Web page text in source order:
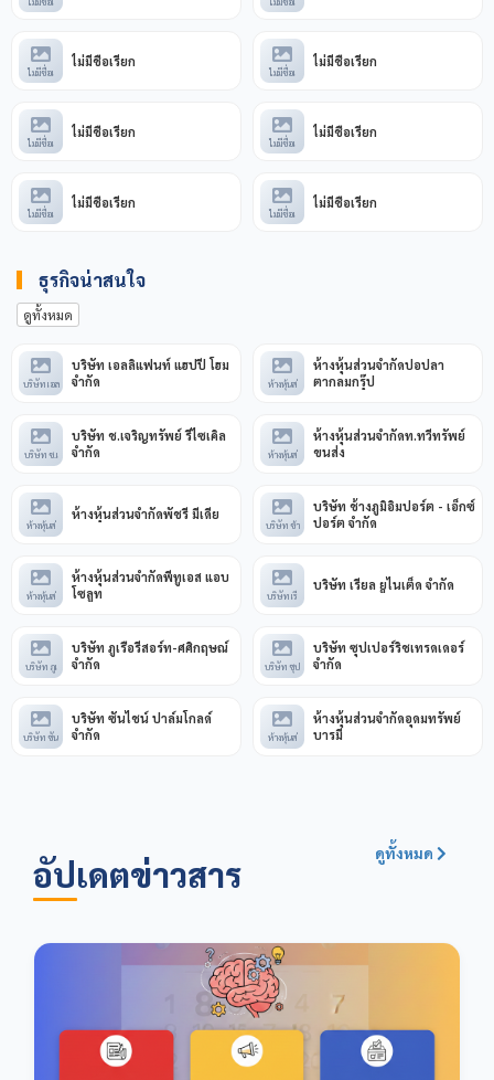
ไม่มีชื่อเ
ไม่มีชื่อเรียก
ไม่มีชื่อเ
ไม่มีชื่อเรียก
ไม่มีชื่อเ
ไม่มีชื่อเรียก
ไม่มีชื่อเ
ไม่มีชื่อเรียก
ไม่มีชื่อเ
ไม่มีชื่อเรียก
ไม่มีชื่อเ
ไม่มีชื่อเรียก
ธุรกิจน่าสนใจ
ดูทั้งหมด
บริษัท เอล
บริษัท เอลลิแฟนท์ แฮปปี้ โฮม
จำกัด
ห้างหุ้นส่
ห้างหุ้นส่วนจำกัดปอปลา
ตากลมกรุ๊ป
บริษัท ช.เ
บริษัท ช.เจริญทรัพย์ รีไซเคิล
จำกัด
ห้างหุ้นส่
ห้างหุ้นส่วนจำกัดท.ทวีทรัพย์
ขนส่ง
ห้างหุ้นส่
ห้างหุ้นส่วนจำกัดพัชรี มีเดีย
บริษัท ช้า
บริษัท ช้างภูมิอิมปอร์ต - เอ็กซ์
ปอร์ต จำกัด
ห้างหุ้นส่
ห้างหุ้นส่วนจำกัดพีทูเอส แอบ
โซลูท
บริษัท เรี
บริษัท เรียล ยูไนเต็ด จำกัด
บริษัท ภูเ
บริษัท ภูเรือรีสอร์ท-ศศิกฤษณ์
จำกัด
บริษัท ซุป
บริษัท ซุปเปอร์ริชเทรดเดอร์
จำกัด
บริษัท ซัน
บริษัท ซันไชน์ ปาล์มโกลด์
จำกัด
ห้างหุ้นส่
ห้างหุ้นส่วนจำกัดอุดมทรัพย์
บารมี
อัปเดตข่าวสาร ดูทั้งหมด